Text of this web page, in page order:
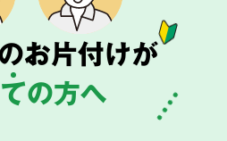
お片付けが
ての方へ